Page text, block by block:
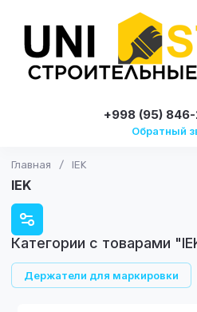
+998 (95)
Обратный
Главная / IEK
IEK
Категории с товарами
Держатели для маркировки